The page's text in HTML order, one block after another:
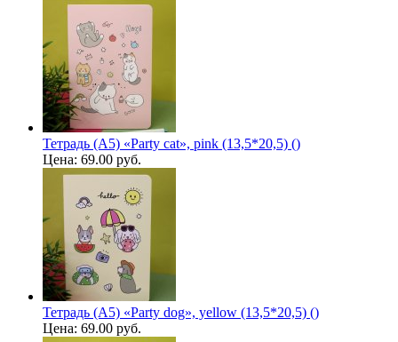
Тетрадь (A5) «Party cat», pink (13,5*20,5) ()
Цена: 69.00 руб.
Тетрадь (A5) «Party dog», yellow (13,5*20,5) ()
Цена: 69.00 руб.